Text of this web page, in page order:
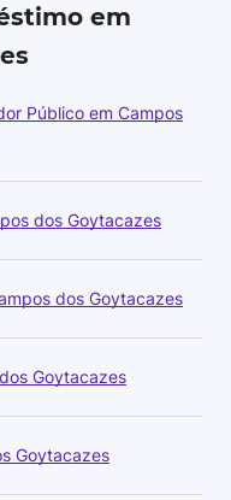
em
Público em Campos
dos Goytacazes
dos Goytacazes
Goytacazes
Goytacazes